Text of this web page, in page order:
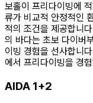
보홀이 프리다이빙에
류가 비교적 안정적인
적의 조건을 제공합니
의 바다는 초보 다이버
이빙 경험을 선사합니
에서 프리다이빙을 경
AIDA 1+2